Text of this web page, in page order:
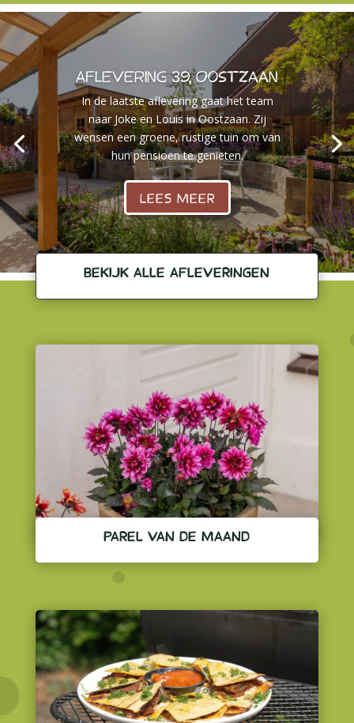
Aflevering 39, Oostzaan
In de laatste aflevering gaat het team
naar Joke en Louis in Oostzaan. Zij
wensen een groene, rustige tuin om van
hun pensioen te genieten.
LEES MEER
BEKIJK ALLE AFLEVERINGEN
PAREL VAN DE MAAND